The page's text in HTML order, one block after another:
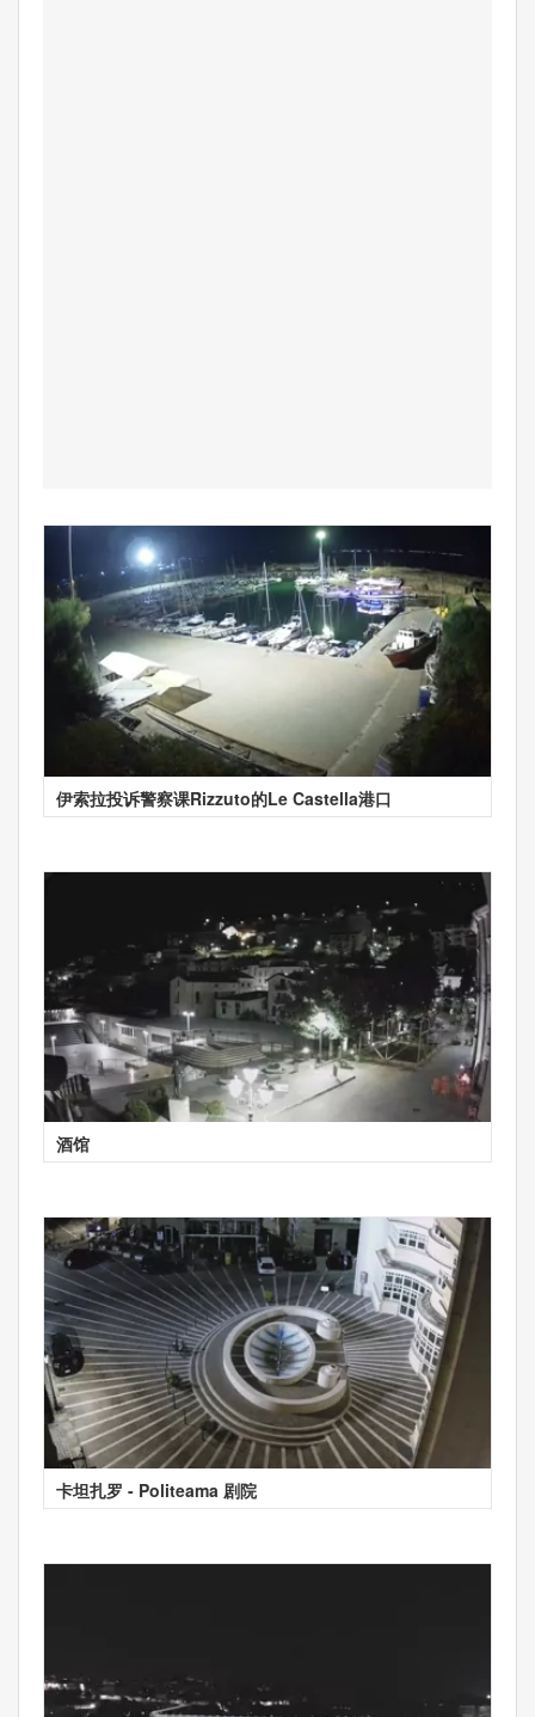
伊索拉投诉警察课Rizzuto的Le Castella港口
酒馆
卡坦扎罗 - Politeama 剧院